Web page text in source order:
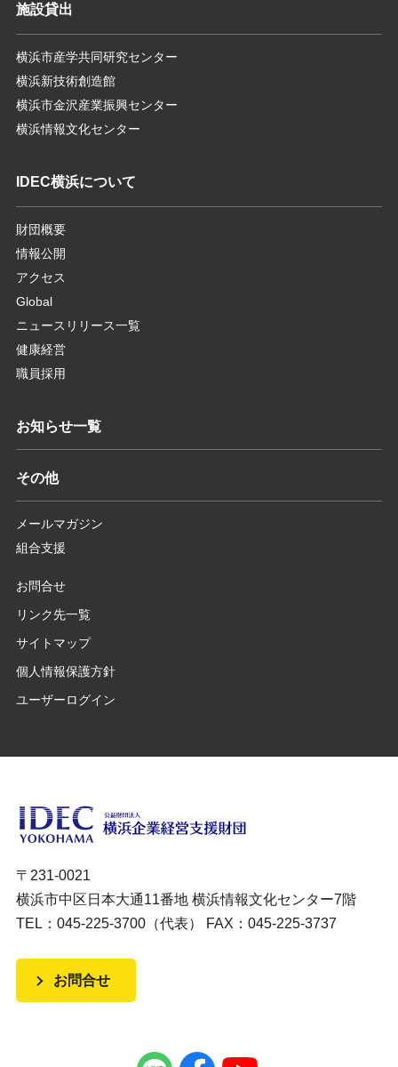
施設貸出
横浜市産学共同研究センター
横浜新技術創造館
横浜市金沢産業振興センター
横浜情報文化センター
IDEC横浜について
財団概要
情報公開
アクセス
Global
ニュースリリース一覧
健康経営
職員採用
お知らせ一覧
その他
メールマガジン
組合支援
お問合せ
リンク先一覧
サイトマップ
個人情報保護方針
ユーザーログイン
〒231-0021
横浜市中区日本大通11番地 横浜情報文化センター7階
TEL：045-225-3700（代表） FAX：045-225-3737
お問合せ